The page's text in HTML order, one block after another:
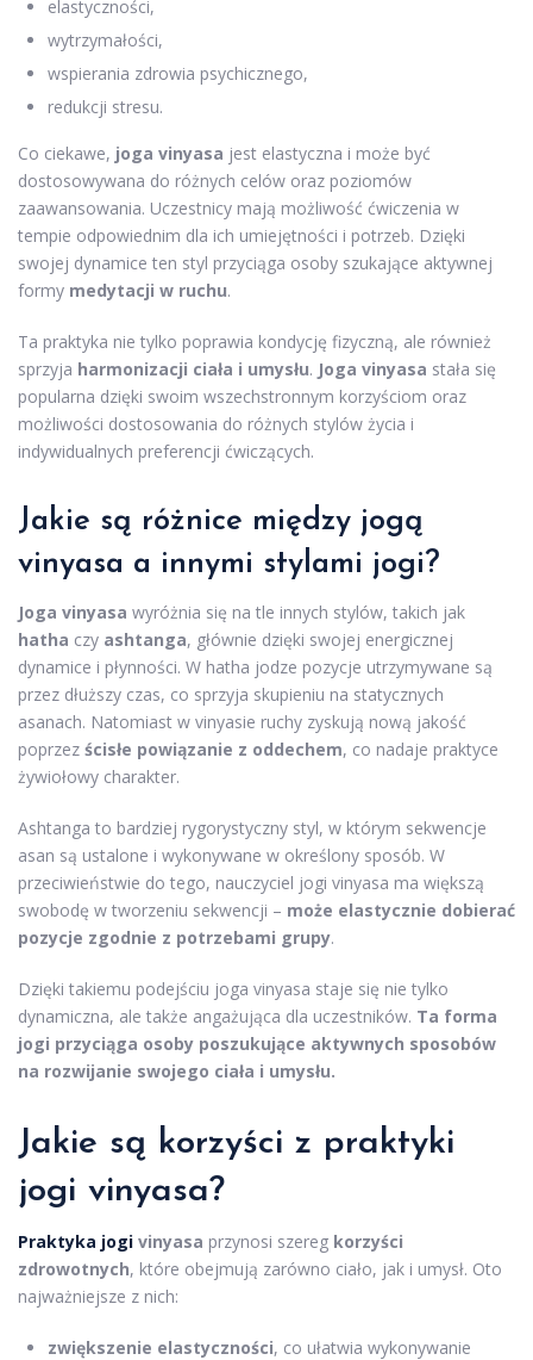
elastyczności,
wytrzymałości,
wspierania zdrowia psychicznego,
redukcji stresu.
Co ciekawe, joga vinyasa jest elastyczna i może być
dostosowywana do różnych celów oraz poziomów
zaawansowania. Uczestnicy mają możliwość ćwiczenia w
tempie odpowiednim dla ich umiejętności i potrzeb. Dzięki
swojej dynamice ten styl przyciąga osoby szukające aktywnej
formy medytacji w ruchu.
Ta praktyka nie tylko poprawia kondycję fizyczną, ale również
sprzyja harmonizacji ciała i umysłu. Joga vinyasa stała się
popularna dzięki swoim wszechstronnym korzyściom oraz
możliwości dostosowania do różnych stylów życia i
indywidualnych preferencji ćwiczących.
Jakie są różnice między jogą
vinyasa a innymi stylami jogi?
Joga vinyasa wyróżnia się na tle innych stylów, takich jak
hatha czy ashtanga, głównie dzięki swojej energicznej
dynamice i płynności. W hatha jodze pozycje utrzymywane są
przez dłuższy czas, co sprzyja skupieniu na statycznych
asanach. Natomiast w vinyasie ruchy zyskują nową jakość
poprzez ścisłe powiązanie z oddechem, co nadaje praktyce
żywiołowy charakter.
Ashtanga to bardziej rygorystyczny styl, w którym sekwencje
asan są ustalone i wykonywane w określony sposób. W
przeciwieństwie do tego, nauczyciel jogi vinyasa ma większą
swobodę w tworzeniu sekwencji – może elastycznie dobierać
pozycje zgodnie z potrzebami grupy.
Dzięki takiemu podejściu joga vinyasa staje się nie tylko
dynamiczna, ale także angażująca dla uczestników. Ta forma
jogi przyciąga osoby poszukujące aktywnych sposobów
na rozwijanie swojego ciała i umysłu.
Jakie są korzyści z praktyki
jogi vinyasa?
Praktyka jogi vinyasa przynosi szereg korzyści
zdrowotnych, które obejmują zarówno ciało, jak i umysł. Oto
najważniejsze z nich:
zwiększenie elastyczności, co ułatwia wykonywanie